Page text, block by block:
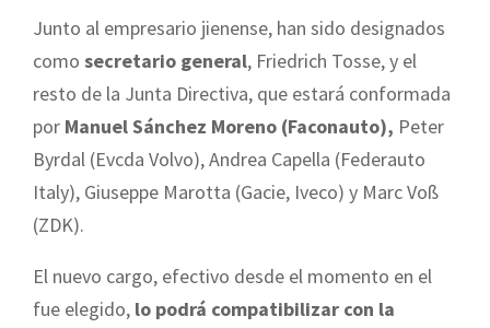
Junto al empresario jienense, han sido designados
como secretario general, Friedrich Tosse, y el
resto de la Junta Directiva, que estará conformada
por Manuel Sánchez Moreno (Faconauto), Peter
Byrdal (Evcda Volvo), Andrea Capella (Federauto
Italy), Giuseppe Marotta (Gacie, Iveco) y Marc Voß
(ZDK).
El nuevo cargo, efectivo desde el momento en el
fue elegido, lo podrá compatibilizar con la